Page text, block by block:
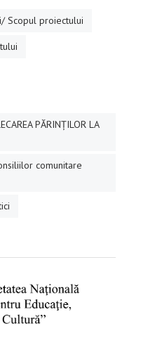
Scopul proiectului
PĂRINȚILOR LA
comunitare